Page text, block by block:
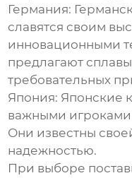
Германия:
славятся своим
инновационными
предлагают
требовательных
Япония: Японские
важными игроками
Они известны
надежностью.
При выборе